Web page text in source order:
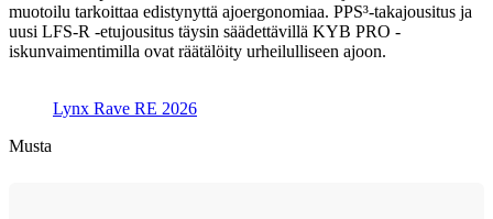
muotoilu tarkoittaa edistynyttä ajoergonomiaa. PPS³-takajousitus ja
uusi LFS-R -etujousitus täysin säädettävillä KYB PRO -
iskunvaimentimilla ovat räätälöity urheilulliseen ajoon.
Lynx Rave RE 2026
Musta